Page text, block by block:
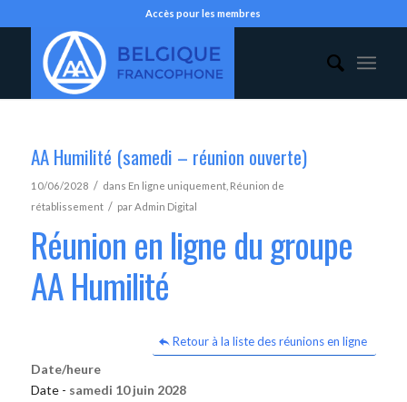
Accès pour les membres
AA Humilité (samedi – réunion ouverte)
10/06/2028 / dans En ligne uniquement, Réunion de
rétablissement / parAdmin Digital
Réunion en ligne du groupe
AA Humilité
Retour à la liste des réunions en ligne
Date/heure
Date - samedi 10 juin 2028